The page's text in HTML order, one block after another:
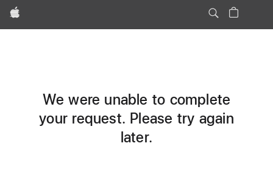
Apple
We were unable to complete
your request. Please try again
later.